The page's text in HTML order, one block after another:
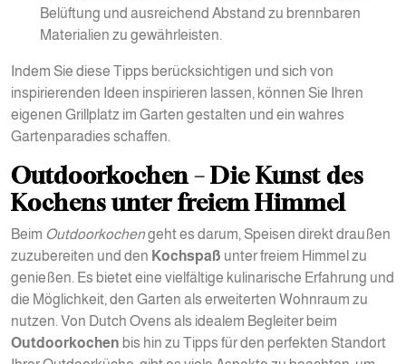
Belüftung und ausreichend Abstand zu brennbaren
Materialien zu gewährleisten.
Indem Sie diese Tipps berücksichtigen und sich von
inspirierenden Ideen inspirieren lassen, können Sie Ihren
eigenen Grillplatz im Garten gestalten und ein wahres
Gartenparadies schaffen.
Outdoorkochen – Die Kunst des
Kochens unter freiem Himmel
Beim Outdoorkochengeht es darum, Speisen direkt draußen
zuzubereiten und den Kochspaß unter freiem Himmel zu
genießen. Es bietet eine vielfältige kulinarische Erfahrung und
die Möglichkeit, den Garten als erweiterten Wohnraum zu
nutzen. Von Dutch Ovens als idealem Begleiter beim
Outdoorkochen bis hin zu Tipps für den perfekten Standort